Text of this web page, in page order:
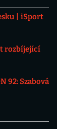
iSport
rozbíjející
92: Szabová